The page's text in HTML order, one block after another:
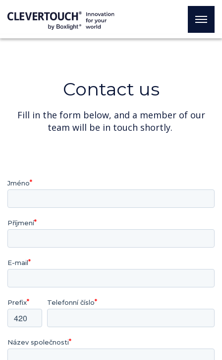
Contact us
Fill in the form below, and a member of our
team will be in touch shortly.
Jméno
Příjmení
E-mail
Prefix Telefonní číslo
Název společnosti